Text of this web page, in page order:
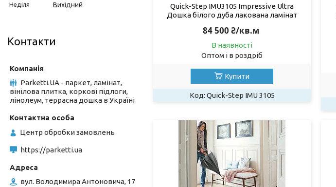
Quick-Step IMU3105 Impressive Ultra
Дошка білого дуба лакована ламінат
84 500 ₴/кв.м
В наявності
Оптом і в роздріб
Купити
Quick-Step IMU 3105
Неділя Вихідний
Контакти
Parketti.UA - паркет, ламінат,
вінілова плитка, коркові підлоги,
лінолеум, террасна дошка в Україні
Центр обробки замовлень
https://parketti.ua
вул. Володимира Антоновича, 17